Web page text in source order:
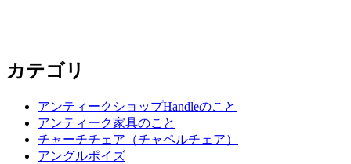
カテゴリ
アンティークショップHandleのこと
アンティーク家具のこと
チャーチチェア（チャペルチェア）
アングルポイズ